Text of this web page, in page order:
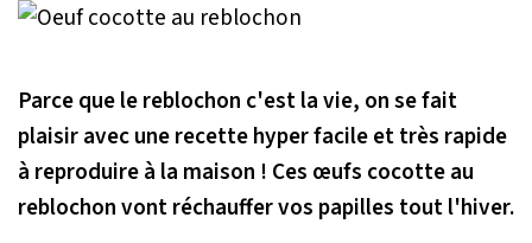
Parce que le reblochon c'est la vie, on se fait
plaisir avec une recette hyper facile et très rapide
à reproduire à la maison ! Ces œufs cocotte au
reblochon vont réchauffer vos papilles tout l'hiver.